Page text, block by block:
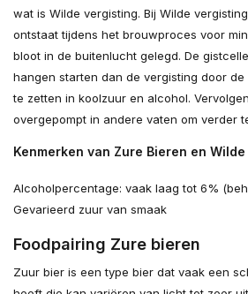
wat is Wilde vergisting. Bij Wilde
ontstaat tijdens het brouwproces voor
bloot in de buitenlucht gelegd. De
hangen starten dan de vergisting door
te zetten in koolzuur en alcohol.
overgepompt in andere vaten om verder
Kenmerken van Zure Bieren en
Alcoholpercentage: vaak laag tot 6%
Gevarieerd zuur van smaak
Foodpairing Zure bieren
Zuur bier is een type bier dat vaak een